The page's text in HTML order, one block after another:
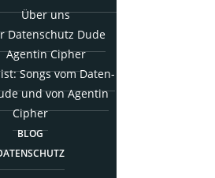
Über uns
Daten­schutz Dude
Agen­tin Cipher
Songs vom Daten­
und von Agen­tin
Cipher
BLOG